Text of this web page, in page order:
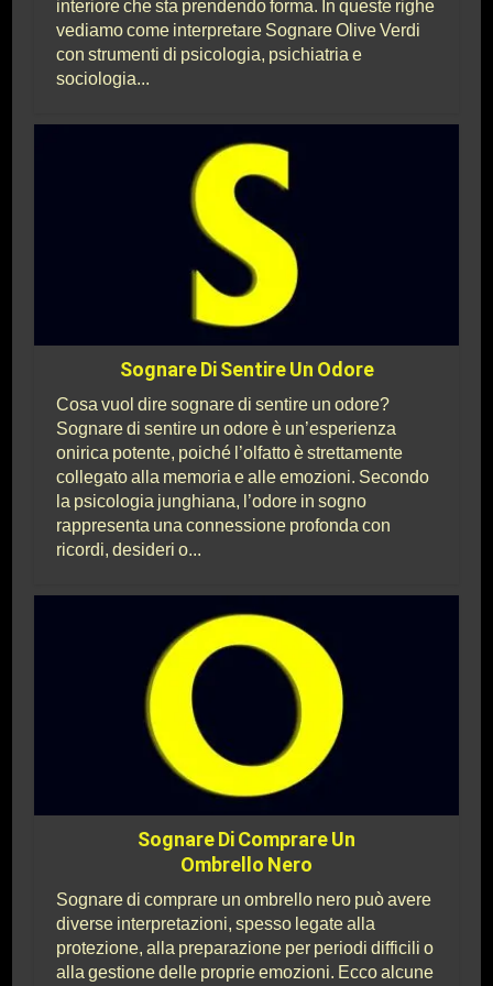
interiore che sta prendendo forma. In queste righe
vediamo come interpretare Sognare Olive Verdi
con strumenti di psicologia, psichiatria e
sociologia...
Sognare Di Sentire Un Odore
Cosa vuol dire sognare di sentire un odore?
Sognare di sentire un odore è un’esperienza
onirica potente, poiché l’olfatto è strettamente
collegato alla memoria e alle emozioni. Secondo
la psicologia junghiana, l’odore in sogno
rappresenta una connessione profonda con
ricordi, desideri o...
Sognare Di Comprare Un
Ombrello Nero
Sognare di comprare un ombrello nero può avere
diverse interpretazioni, spesso legate alla
protezione, alla preparazione per periodi difficili o
alla gestione delle proprie emozioni. Ecco alcune